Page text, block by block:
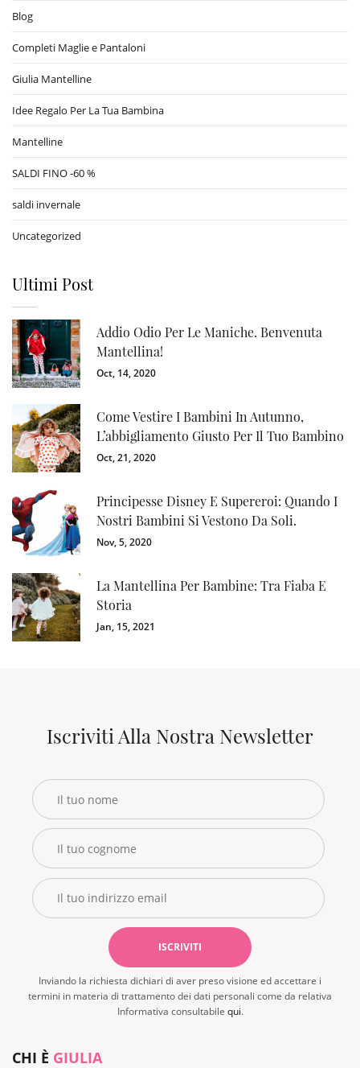
Blog
Completi Maglie e Pantaloni
Giulia Mantelline
Idee Regalo Per La Tua Bambina
Mantelline
SALDI FINO -60 %
saldi invernale
Uncategorized
Ultimi Post
Addio Odio Per Le Maniche. Benvenuta
Mantellina!
Oct, 14, 2020
Come Vestire I Bambini In Autunno,
L’abbigliamento Giusto Per Il Tuo Bambino
Oct, 21, 2020
Principesse Disney E Supereroi: Quando I
Nostri Bambini Si Vestono Da Soli.
Nov, 5, 2020
La Mantellina Per Bambine: Tra Fiaba E
Storia
Jan, 15, 2021
Iscriviti Alla Nostra Newsletter
Inviando la richiesta dichiari di aver preso visione ed accettare i
termini in materia di trattamento dei dati personali come da relativa
Informativa consultabile qui.
CHI È GIULIA